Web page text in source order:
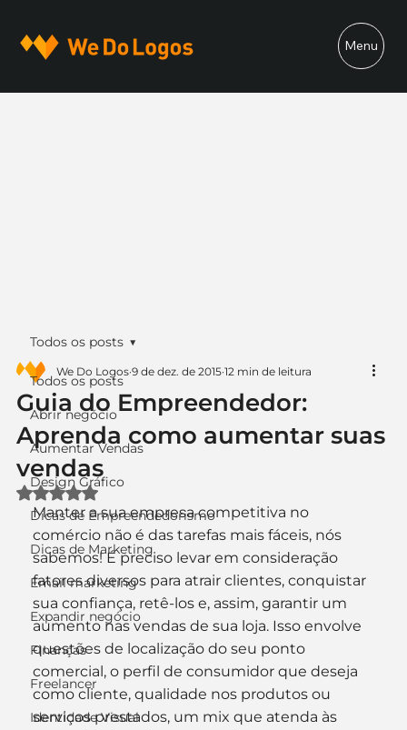
Menu
Todos os posts
Abrir negócio
Aumentar Vendas
Design Gráfico
Dicas de Empreendedorismo
Dicas de Marketing
Email marketing
Expandir negócio
Finanças
Freelancer
Identidade Visual
Todos os posts
Guia do Empreendedor:
Aprenda como aumentar suas
vendas
We Do Logos 9 de dez. de 2015 12 min de leitura
Avaliado com NaN de 5 estrelas.
Manter a sua empresa competitiva no
comércio não é das tarefas mais fáceis, nós
sabemos! É preciso levar em consideração
fatores diversos para atrair clientes, conquistar
sua confiança, retê-los e, assim, garantir um
aumento nas vendas de sua loja. Isso envolve
questões de localização do seu ponto
comercial, o perfil de consumidor que deseja
como cliente, qualidade nos produtos ou
serviços prestados, um mix que atenda às